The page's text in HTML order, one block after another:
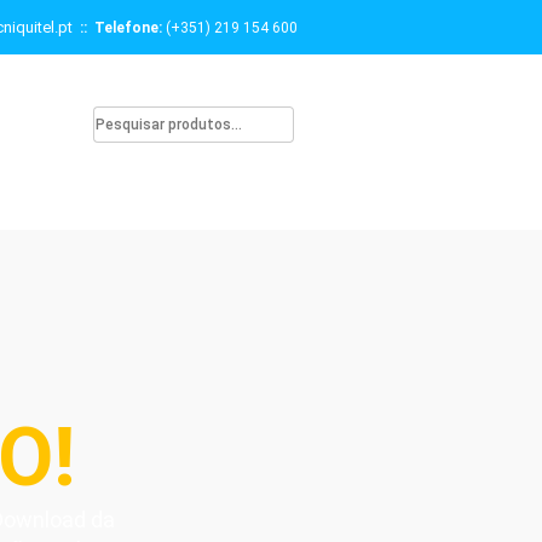
:: Telefone: (+351) 219 154 600